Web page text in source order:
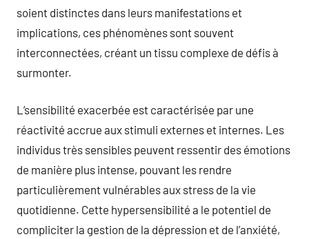
soient distinctes dans leurs manifestations et
implications, ces phénomènes sont souvent
interconnectées, créant un tissu complexe de défis à
surmonter.
L’sensibilité exacerbée est caractérisée par une
réactivité accrue aux stimuli externes et internes. Les
individus très sensibles peuvent ressentir des émotions
de manière plus intense, pouvant les rendre
particulièrement vulnérables aux stress de la vie
quotidienne. Cette hypersensibilité a le potentiel de
compliciter la gestion de la dépression et de l’anxiété,